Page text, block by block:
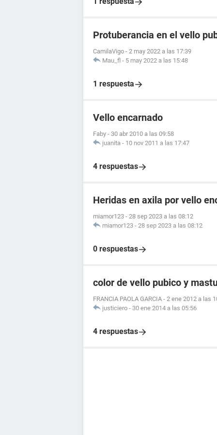
Protuberancia en el vello
CamilaVigo - 2 may 2022 a las 17:39
Mau_fl - 5 may 2022 a las 15:48
1 respuesta
Vello encarnado
Faby - 30 abr 2010 a las 09:58
juanita - 10 nov 2011 a las 17:47
4 respuestas
Heridas en axila por vello
miamor123 - 28 sep 2023 a las 08:12
miamor123 - 28 sep 2023 a las 08:12
0 respuestas
color de vello pubico y
FRANCIA PAOLA GARCIA - 2 ene 2012 a las
justiciero - 30 ene 2014 a las 05:56
4 respuestas